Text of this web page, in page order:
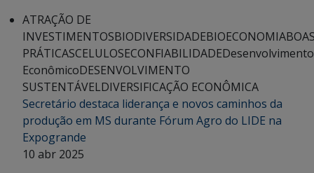
ATRAÇÃO DE
INVESTIMENTOSBIODIVERSIDADEBIOECONOMIA
PRÁTICASCELULOSECONFIABILIDADEDesenvolvimento
EconômicoDESENVOLVIMENTO
SUSTENTÁVELDIVERSIFICAÇÃO ECONÔMICA
Secretário destaca liderança e novos caminhos da
produção em MS durante Fórum Agro do LIDE na
Expogrande
10 abr 2025